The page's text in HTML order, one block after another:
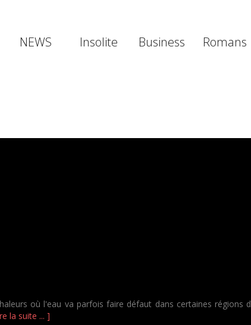
NEWS Insolite Business Romans
où l'eau va parfois faire défaut dans certaines régions
la suite ... ]